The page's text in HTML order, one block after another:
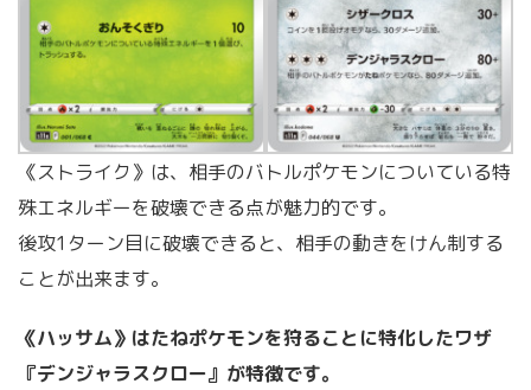
《ストライク》は、相手のバトルポケモンについている特
殊エネルギーを破壊できる点が魅力的です。
後攻1ターン目に破壊できると、相手の動きをけん制する
ことが出来ます。
《ハッサム》はたねポケモンを狩ることに特化したワザ
『デンジャラスクロー』が特徴です。